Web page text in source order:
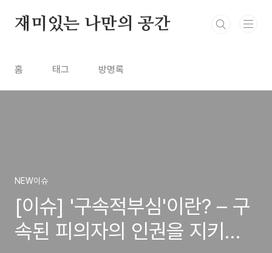
재미있는 나만의 공간
홈 태그 방명록
NEW이슈
[이슈] '구속적부심'이란? – 구
속된 피의자의 인권을 지키는